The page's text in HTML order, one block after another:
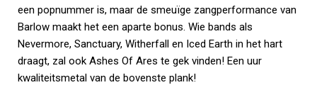
een popnummer is, maar de smeuïge zangperformance van
Barlow maakt het een aparte bonus. Wie bands als
Nevermore, Sanctuary, Witherfall en Iced Earth in het hart
draagt, zal ook Ashes Of Ares te gek vinden! Een uur
kwaliteitsmetal van de bovenste plank!